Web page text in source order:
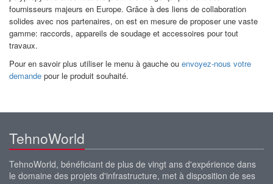
fournisseurs majeurs en Europe. Grâce à des liens de collaboration
solides avec nos partenaires, on est en mesure de proposer une vaste
gamme: raccords, appareils de soudage et accessoires pour tout
travaux.
Pour en savoir plus utiliser le menu à gauche ou envoyez-nous votre
demande pour le produit souhaité.
TehnoWorld
TehnoWorld, bénéficiant de plus de vingt ans d'expérience dans
le domaine des projets d'infrastructure, met à disposition de ses